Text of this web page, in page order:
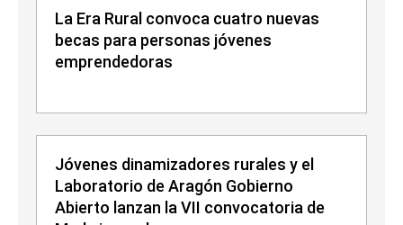
La Era Rural convoca cuatro nuevas
becas para personas jóvenes
emprendedoras
Jóvenes dinamizadores rurales y el
Laboratorio de Aragón Gobierno
Abierto lanzan la VII convocatoria de